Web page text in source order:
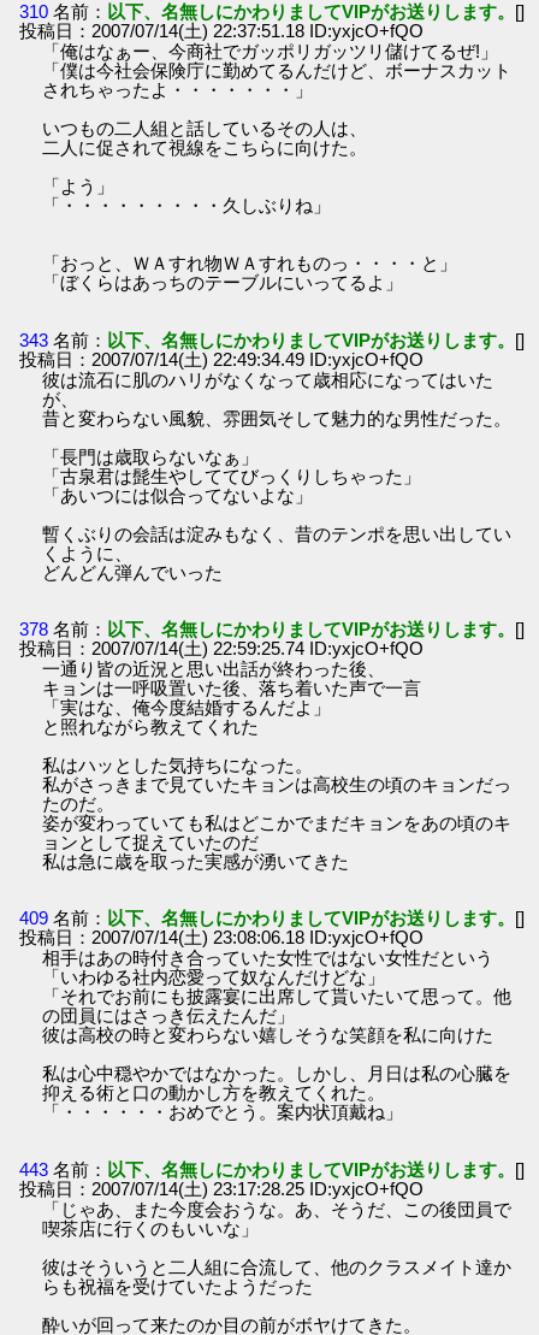
310 名前： 以下、名無しにかわりましてVIPがお送りします。 []
投稿日：2007/07/14(土) 22:37:51.18 ID:yxjcO+fQO
「俺はなぁー、今商社でガッポリガッツリ儲けてるぜ!」
「僕は今社会保険庁に勤めてるんだけど、ボーナスカット
されちゃったよ・・・・・・・」
いつもの二人組と話しているその人は、
二人に促されて視線をこちらに向けた。
「よう」
「・・・・・・・・・久しぶりね」
「おっと、ＷＡすれ物ＷＡすれものっ・・・・と」
「ぼくらはあっちのテーブルにいってるよ」
343 名前： 以下、名無しにかわりましてVIPがお送りします。 []
投稿日：2007/07/14(土) 22:49:34.49 ID:yxjcO+fQO
彼は流石に肌のハリがなくなって歳相応になってはいた
が、
昔と変わらない風貌、雰囲気そして魅力的な男性だった。
「長門は歳取らないなぁ」
「古泉君は髭生やしててびっくりしちゃった」
「あいつには似合ってないよな」
暫くぶりの会話は淀みもなく、昔のテンポを思い出してい
くように、
どんどん弾んでいった
378 名前： 以下、名無しにかわりましてVIPがお送りします。 []
投稿日：2007/07/14(土) 22:59:25.74 ID:yxjcO+fQO
一通り皆の近況と思い出話が終わった後、
キョンは一呼吸置いた後、落ち着いた声で一言
「実はな、俺今度結婚するんだよ」
と照れながら教えてくれた
私はハッとした気持ちになった。
私がさっきまで見ていたキョンは高校生の頃のキョンだっ
たのだ。
姿が変わっていても私はどこかでまだキョンをあの頃のキ
ョンとして捉えていたのだ
私は急に歳を取った実感が湧いてきた
409 名前： 以下、名無しにかわりましてVIPがお送りします。 []
投稿日：2007/07/14(土) 23:08:06.18 ID:yxjcO+fQO
相手はあの時付き合っていた女性ではない女性だという
「いわゆる社内恋愛って奴なんだけどな」
「それでお前にも披露宴に出席して貰いたいて思って。他
の団員にはさっき伝えたんだ」
彼は高校の時と変わらない嬉しそうな笑顔を私に向けた
私は心中穏やかではなかった。しかし、月日は私の心臓を
抑える術と口の動かし方を教えてくれた。
「・・・・・・おめでとう。案内状頂戴ね」
443 名前： 以下、名無しにかわりましてVIPがお送りします。 []
投稿日：2007/07/14(土) 23:17:28.25 ID:yxjcO+fQO
「じゃあ、また今度会おうな。あ、そうだ、この後団員で
喫茶店に行くのもいいな」
彼はそういうと二人組に合流して、他のクラスメイト達か
らも祝福を受けていたようだった
酔いが回って来たのか目の前がボヤけてきた。